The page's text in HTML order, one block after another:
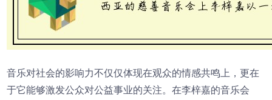
音乐对社会的影响力不仅仅体现在观众的情感共鸣上，更在
于它能够激发公众对公益事业的关注。在李梓嘉的音乐会